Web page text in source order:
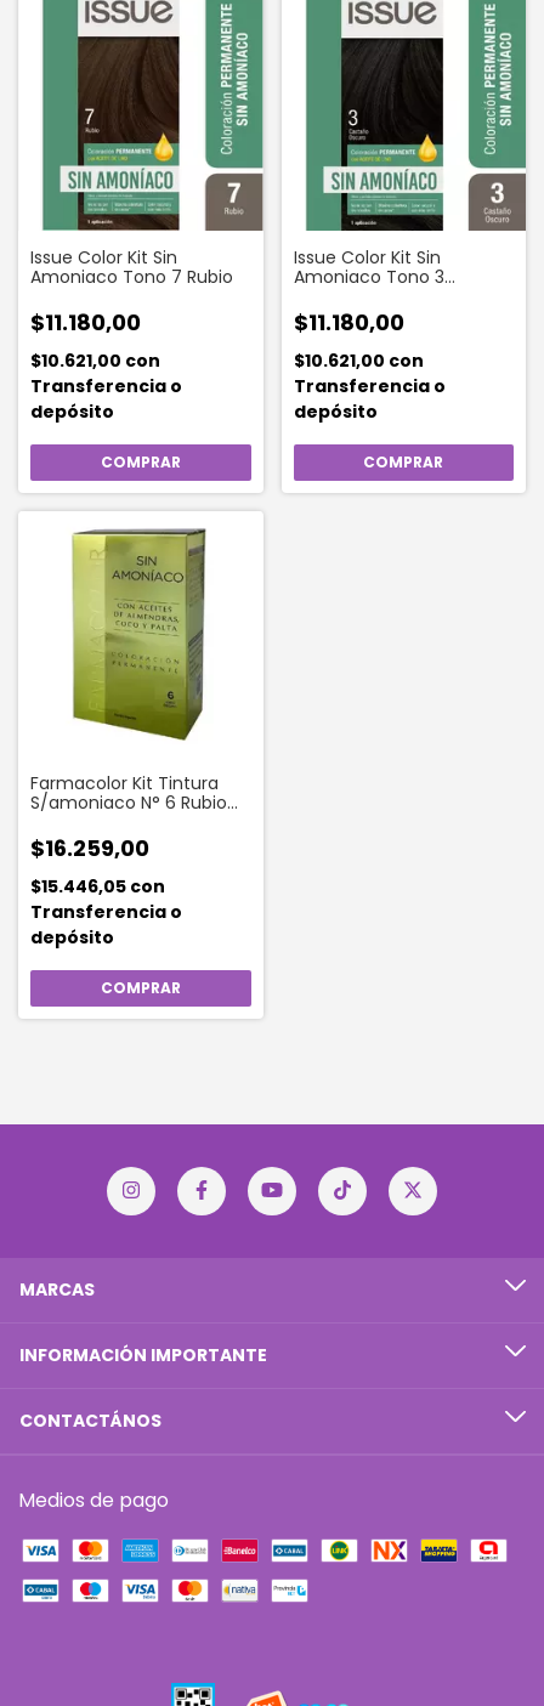
Issue Color Kit Sin
Amoniaco Tono 7 Rubio
$11.180,00
$10.621,00 con
Transferencia o
depósito
Issue Color Kit Sin
Amoniaco Tono 3
$11.180,00
$10.621,00 con
Transferencia o
depósito
Farmacolor Kit Tintura
S/amoniaco N° 6 Rubio
$16.259,00
$15.446,05 con
Transferencia o
depósito
MARCAS
INFORMACIÓN IMPORTANTE
CONTACTÁNOS
Medios de pago